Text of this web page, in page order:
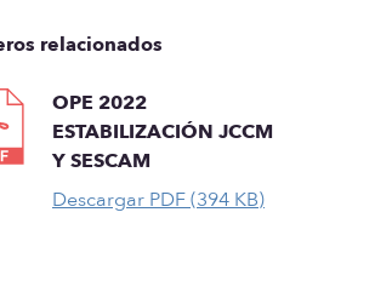
relacionados
OPE 2022
ESTABILIZACIÓN JCCM
Y SESCAM
Descargar PDF (394 KB)